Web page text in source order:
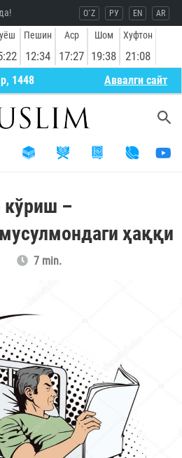
O`Z РУ EN AR
Пешин
12:34
Аср
17:27
Шом
19:38
Хуфтон
21:08
1448 Aввалги сайт
кўриш –
ҳаққи
7 min.